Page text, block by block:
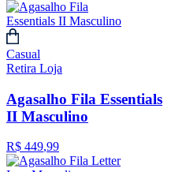
Casual
Retira Loja
Agasalho Fila Essentials
II Masculino
R$ 449,99